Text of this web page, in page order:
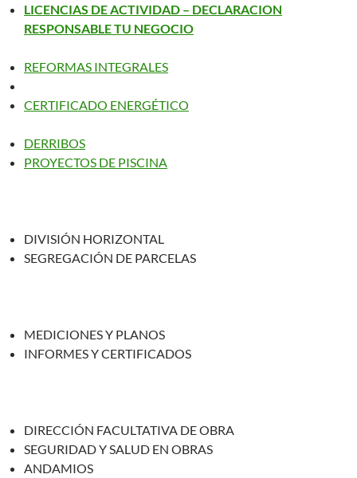
LICENCIAS DE ACTIVIDAD – DECLARACION
RESPONSABLE TU NEGOCIO
REFORMAS INTEGRALES
CERTIFICADO ENERGÉTICO
DERRIBOS
PROYECTOS DE PISCINA
DIVISIÓN HORIZONTAL
SEGREGACIÓN DE PARCELAS
MEDICIONES Y PLANOS
INFORMES Y CERTIFICADOS
DIRECCIÓN FACULTATIVA DE OBRA
SEGURIDAD Y SALUD EN OBRAS
ANDAMIOS